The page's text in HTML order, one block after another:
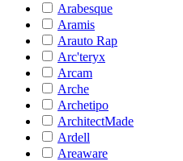
Arabesque
Aramis
Arauto Rap
Arc'teryx
Arcam
Arche
Archetipo
ArchitectMade
Ardell
Areaware